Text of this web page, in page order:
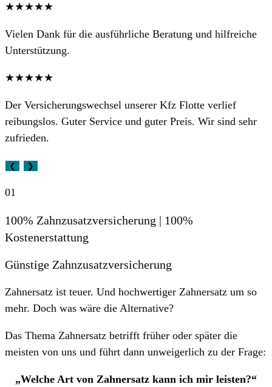
★★★★★
Vielen Dank für die ausführliche Beratung und hilfreiche
Unterstützung.
★★★★★
Der Versicherungswechsel unserer Kfz Flotte verlief
reibungslos. Guter Service und guter Preis. Wir sind sehr
zufrieden.
❮ ❯
01
100% Zahnzusatzversicherung | 100%
Kostenerstattung
Günstige Zahnzusatzversicherung
Zahnersatz ist teuer. Und hochwertiger Zahnersatz um so
mehr. Doch was wäre die Alternative?
Das Thema Zahnersatz betrifft früher oder später die
meisten von uns und führt dann unweigerlich zu der Frage:
„Welche Art von Zahnersatz kann ich mir leisten?“